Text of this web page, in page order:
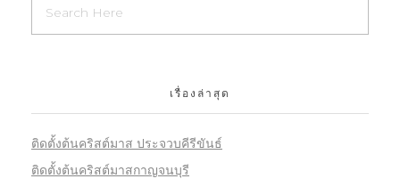
เรื่องล่าสุด
ติดตั้งต้นคริสต์มาส ประจวบคีรีขันธ์
ติดตั้งต้นคริสต์มาสกาญจนบุรี